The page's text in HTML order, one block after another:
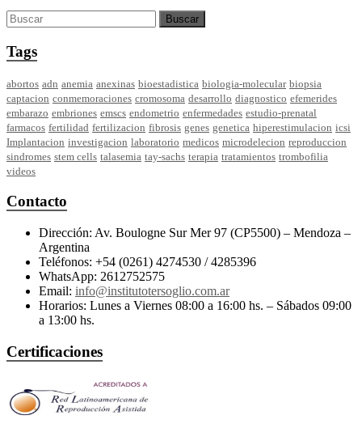
Tags
abortos adn anemia anexinas bioestadistica biologia-molecular biopsia
captacion conmemoraciones cromosoma desarrollo diagnostico efemerides
embarazo embriones emscs endometrio enfermedades estudio-prenatal
farmacos fertilidad fertilizacion fibrosis genes genetica hiperestimulacion icsi
Implantacion investigacion laboratorio medicos microdelecion reproduccion
sindromes stem cells talasemia tay-sachs terapia tratamientos trombofilia
videos
Contacto
Dirección: Av. Boulogne Sur Mer 97 (CP5500) – Mendoza –
Argentina
Teléfonos: +54 (0261) 4274530 / 4285396
WhatsApp: 2612752575
Email: info@institutotersoglio.com.ar
Horarios: Lunes a Viernes 08:00 a 16:00 hs. – Sábados 09:00
a 13:00 hs.
Certificaciones